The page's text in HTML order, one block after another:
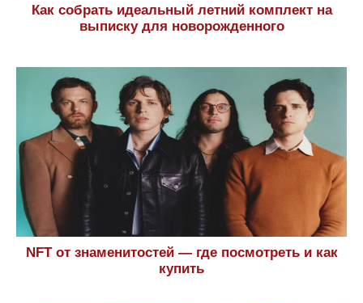
Как собрать идеальный летний комплект на
выписку для новорожденного
NFT от знаменитостей — где посмотреть и как
купить